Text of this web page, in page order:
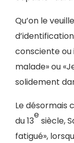
Qu’on le
consciente ou
malade» ou
solidement
Le désormais
du 13
e
siècle,
fatigué»,